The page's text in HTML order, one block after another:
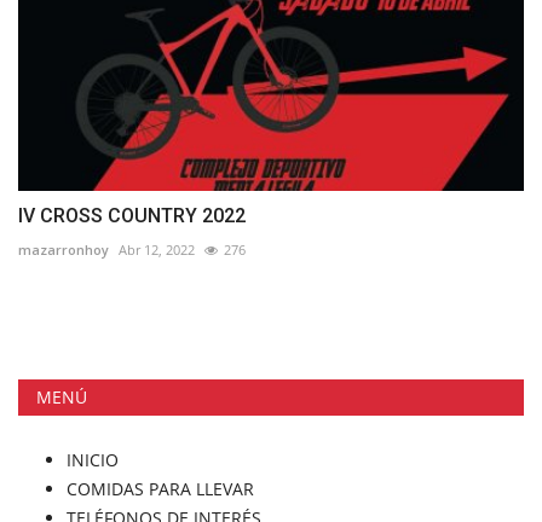
IV CROSS COUNTRY 2022
mazarronhoy Abr 12, 2022 276
MENÚ
INICIO
COMIDAS PARA LLEVAR
TELÉFONOS DE INTERÉS